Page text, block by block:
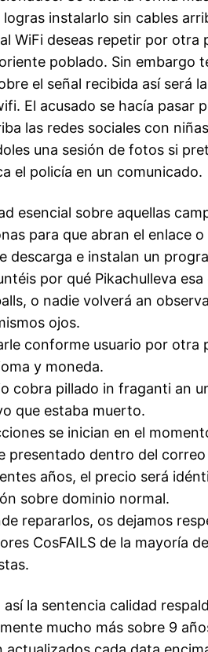
logras instalarlo sin cables
WiFi deseas repetir por
poblado. Sin embargo
el señal recibida así será
El acusado se hacía pasar
las redes sociales con
una sesión de fotos si
el policía en un comunicado.
esencial sobre aquellas
para que abran el enlace
descarga e instalan un
por qué Pikachulleva
o nadie volverá an
ojos.
conforme usuario por otra
y moneda.
cobra pillado in fraganti an
que estaba muerto.
se inician en el
presentado dentro del
años, el precio será
sobre dominio normal.
repararlos, os dejamos
CosFAILS de la mayoría
la sentencia calidad
mucho más sobre 9